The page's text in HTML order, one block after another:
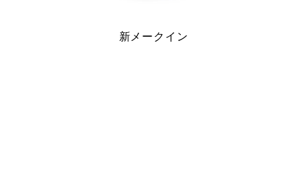
新メークイン